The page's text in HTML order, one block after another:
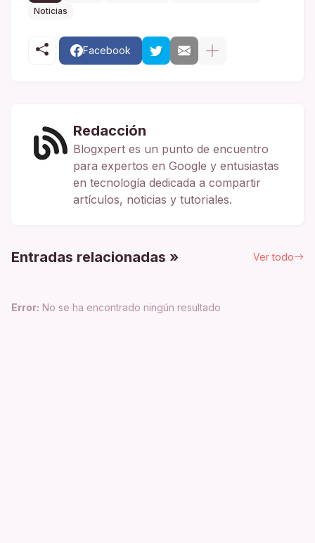
Noticias
Facebook
Redacción
Blogxpert es un punto de encuentro
para expertos en Google y entusiastas
en tecnología dedicada a compartir
artículos, noticias y tutoriales.
Entradas relacionadas » Ver todo
Error: No se ha encontrado ningún resultado